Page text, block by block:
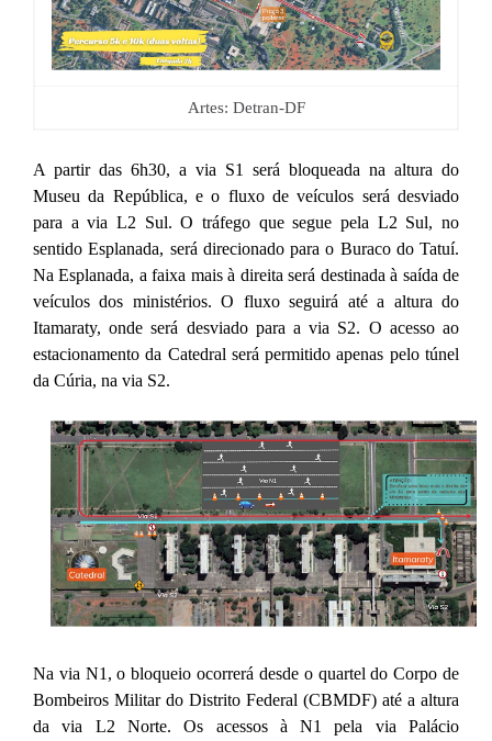
Artes: Detran-DF
A partir das 6h30, a via S1 será bloqueada na altura do
Museu da República, e o fluxo de veículos será desviado
para a via L2 Sul. O tráfego que segue pela L2 Sul, no
sentido Esplanada, será direcionado para o Buraco do Tatuí.
Na Esplanada, a faixa mais à direita será destinada à saída de
veículos dos ministérios. O fluxo seguirá até a altura do
Itamaraty, onde será desviado para a via S2. O acesso ao
estacionamento da Catedral será permitido apenas pelo túnel
da Cúria, na via S2.
Na via N1, o bloqueio ocorrerá desde o quartel do Corpo de
Bombeiros Militar do Distrito Federal (CBMDF) até a altura
da via L2 Norte. Os acessos à N1 pela via Palácio